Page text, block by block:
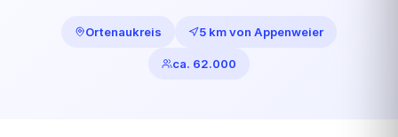
Ortenaukreis 5 km von Appenweier
ca. 62.000